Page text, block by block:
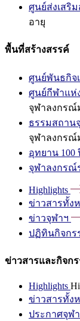
ศูนย์ส่งเสริ
อายุ
พื้นที่สร้างสรรค์
ศูนย์พันธกิจ
ศูนย์กีฬาแห่
จุฬาลงกรณ์
ธรรมสถาน
จุฬาลงกรณ์
อุทยาน 100
จุฬาลงกรณ์
Highlights
ข่าวสารทั้ง
ข่าวจุฬาฯ
ปฏิทินกิจกร
ข่าวสารและกิจก
Highlights
ข่าวสารทั้ง
ประกาศจุฬ